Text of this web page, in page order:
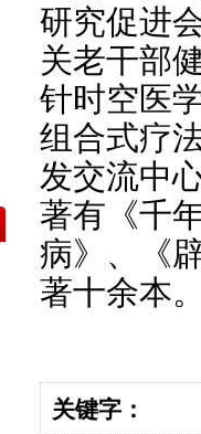
研究促进
关老干部
针时空医
组合式疗
发交流中
著有《千
病》、《
著十余本
关键字：